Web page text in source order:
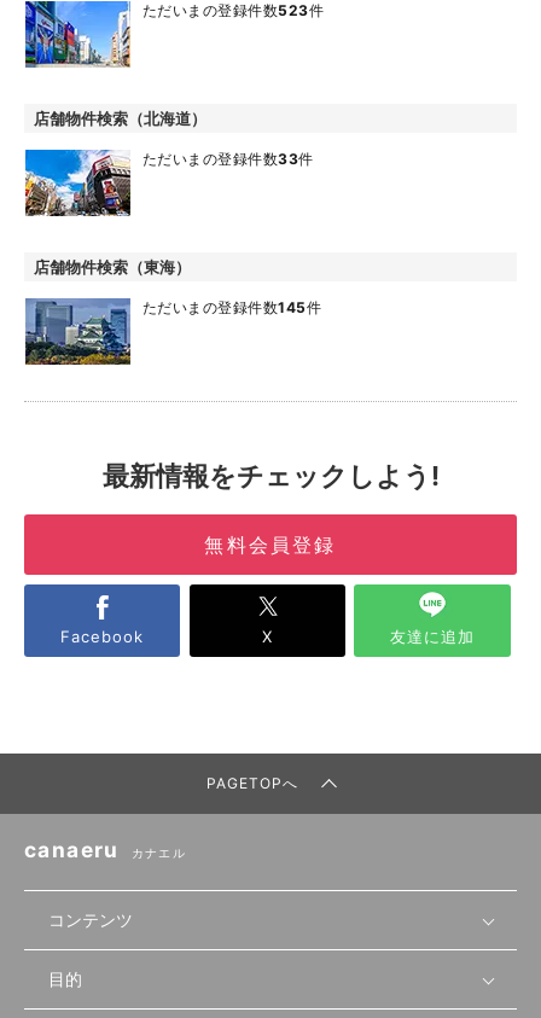
ただいまの登録件数523件
店舗物件検索（北海道）
ただいまの登録件数33件
店舗物件検索（東海）
ただいまの登録件数145件
最新情報をチェックしよう!
無料会員登録
Facebook X 友達に追加
PAGETOPへ
canaeru カナエル
コンテンツ
無料開業相談
目的